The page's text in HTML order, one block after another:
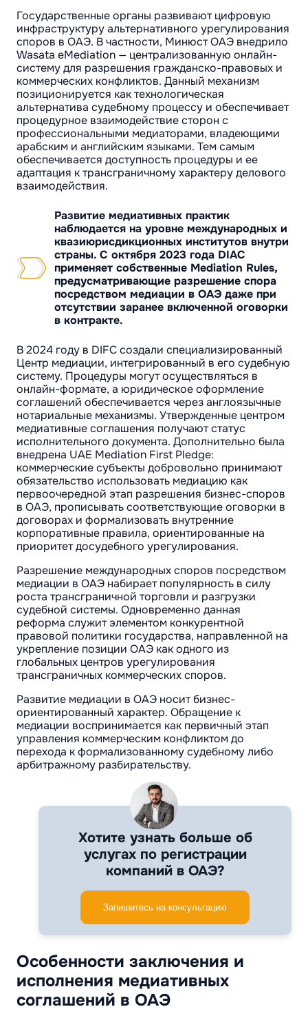
Государственные органы развивают цифровую
инфраструктуру альтернативного урегулирования
споров в ОАЭ. В частности, Минюст ОАЭ внедрило
Wasata eMediation — централизованную онлайн-
систему для разрешения гражданско-правовых и
коммерческих конфликтов. Данный механизм
позиционируется как технологическая
альтернатива судебному процессу и обеспечивает
процедурное взаимодействие сторон с
профессиональными медиаторами, владеющими
арабским и английским языками. Тем самым
обеспечивается доступность процедуры и ее
адаптация к трансграничному характеру делового
взаимодействия.
Развитие медиативных практик
наблюдается на уровне международных и
квазиюрисдикционных институтов внутри
страны. С октября 2023 года DIAC
применяет собственные Mediation Rules,
предусматривающие разрешение спора
посредством медиации в ОАЭ даже при
отсутствии заранее включенной оговорки
в контракте.
В 2024 году в DIFC создали специализированный
Центр медиации, интегрированный в его судебную
систему. Процедуры могут осуществляться в
онлайн-формате, а юридическое оформление
соглашений обеспечивается через англоязычные
нотариальные механизмы. Утвержденные центром
медиативные соглашения получают статус
исполнительного документа. Дополнительно была
внедрена UAE Mediation First Pledge:
коммерческие субъекты добровольно принимают
обязательство использовать медиацию как
первоочередной этап разрешения бизнес-споров
в ОАЭ, прописывать соответствующие оговорки в
договорах и формализовать внутренние
корпоративные правила, ориентированные на
приоритет досудебного урегулирования.
Разрешение международных споров посредством
медиации в ОАЭ набирает популярность в силу
роста трансграничной торговли и разгрузки
судебной системы. Одновременно данная
реформа служит элементом конкурентной
правовой политики государства, направленной на
укрепление позиции ОАЭ как одного из
глобальных центров урегулирования
трансграничных коммерческих споров.
Развитие медиации в ОАЭ носит бизнес-
ориентированный характер. Обращение к
медиации воспринимается как первичный этап
управления коммерческим конфликтом до
перехода к формализованному судебному либо
арбитражному разбирательству.
Хотите узнать больше об
услугах по регистрации
компаний в ОАЭ?
Запишитесь на консультацию
Особенности заключения и
исполнения медиативных
соглашений в ОАЭ